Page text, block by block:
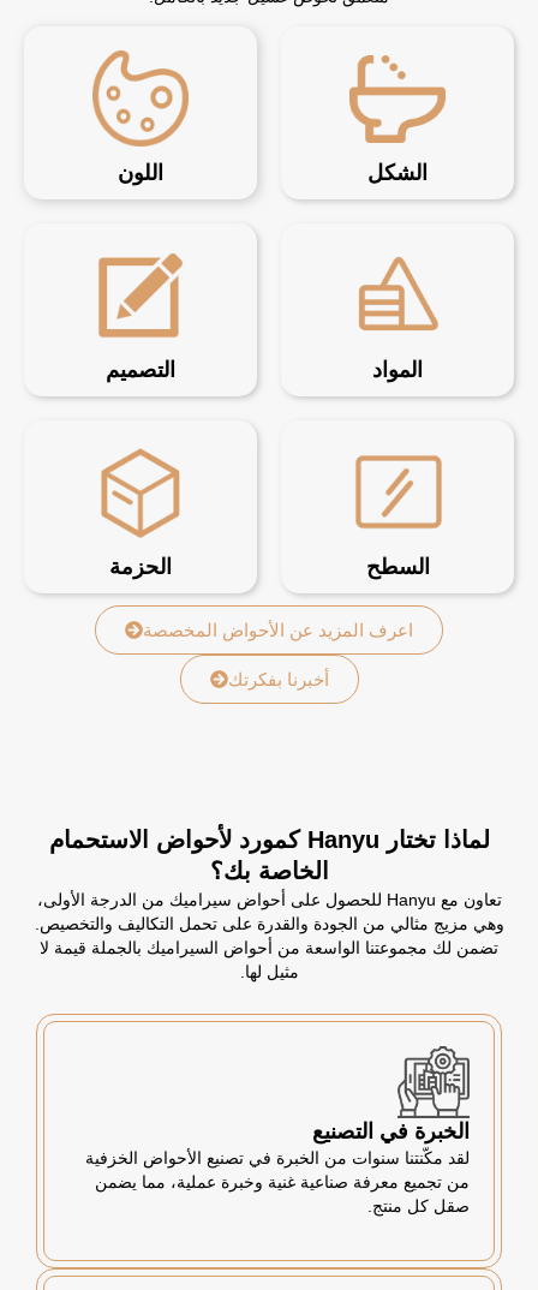
الشكل اللون
المواد التصميم
السطح الحزمة
اعرف المزيد عن الأحواض المخصصة
أخبرنا بفكرتك
لماذا تختار Hanyu كمورد لأحواض الاستحمام
الخاصة بك؟
تعاون مع Hanyu للحصول على أحواض سيراميك من الدرجة الأولى،
وهي مزيج مثالي من الجودة والقدرة على تحمل التكاليف والتخصيص.
تضمن لك مجموعتنا الواسعة من أحواض السيراميك بالجملة قيمة لا
مثيل لها.
الخبرة في التصنيع
لقد مكّنتنا سنوات من الخبرة في تصنيع الأحواض الخزفية
من تجميع معرفة صناعية غنية وخبرة عملية، مما يضمن
صقل كل منتج.